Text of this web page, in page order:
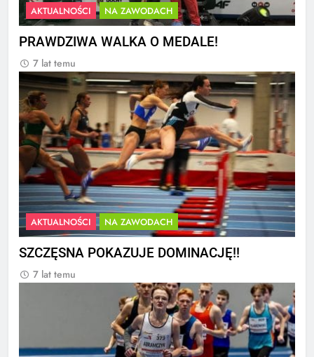
AKTUALNOŚCI NA ZAWODACH
PRAWDZIWA WALKA O MEDALE!
7 lat temu
AKTUALNOŚCI NA ZAWODACH
SZCZĘSNA POKAZUJE DOMINACJĘ!!
7 lat temu